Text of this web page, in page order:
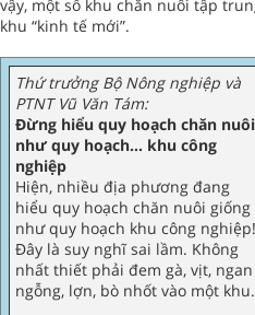
vậy, một số khu chăn nuôi tập
khu “kinh tế mới”.
Thứ trưởng Bộ Nông nghiệp và
PTNT Vũ Văn Tám:
Đừng hiểu quy hoạch chăn nuôi
như quy hoạch... khu công
nghiệp
Hiện, nhiều địa phương đang
hiểu quy hoạch chăn nuôi giống
như quy hoạch khu công nghiệp!
Đây là suy nghĩ sai lầm. Không
nhất thiết phải đem gà, vịt, ngan
ngỗng, lợn, bò nhốt vào một khu.